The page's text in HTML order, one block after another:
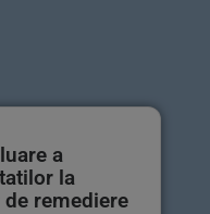
a
la
remediere